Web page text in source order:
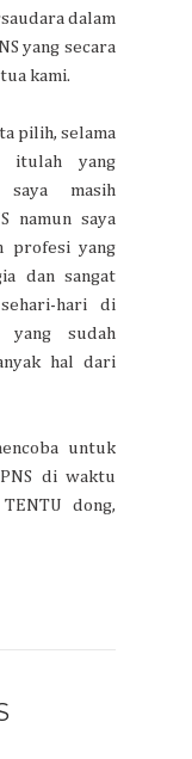
dalam
yang secara
kami.
pilih, selama
itulah yang
masih
namun saya
profesi yang
dan sangat
hari di
yang sudah
hal dari
untuk
di waktu
dong,